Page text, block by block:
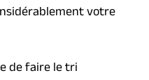
votre
de faire le tri